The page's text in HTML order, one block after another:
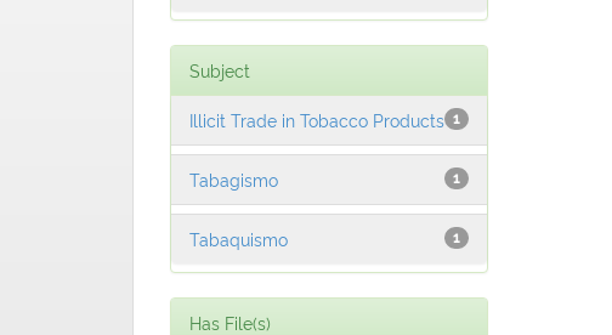
Subject
1
Illicit Trade in Tobacco Products
1
Tabagismo
1
Tabaquismo
Has File(s)